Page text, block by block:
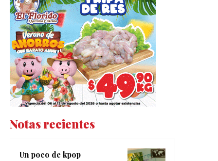
Notas recientes
Un poco de kpop